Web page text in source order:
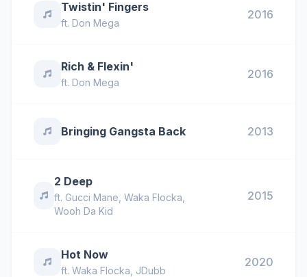
Twistin' Fingers
ft. Don Mega
2016
Rich & Flexin'
ft. Don Mega
2016
Bringing Gangsta Back 2013
2 Deep
ft. Gucci Mane ,Waka Flocka
Wooh Da Kid
2015
Hot Now
ft. Waka Flocka JDubb
2020